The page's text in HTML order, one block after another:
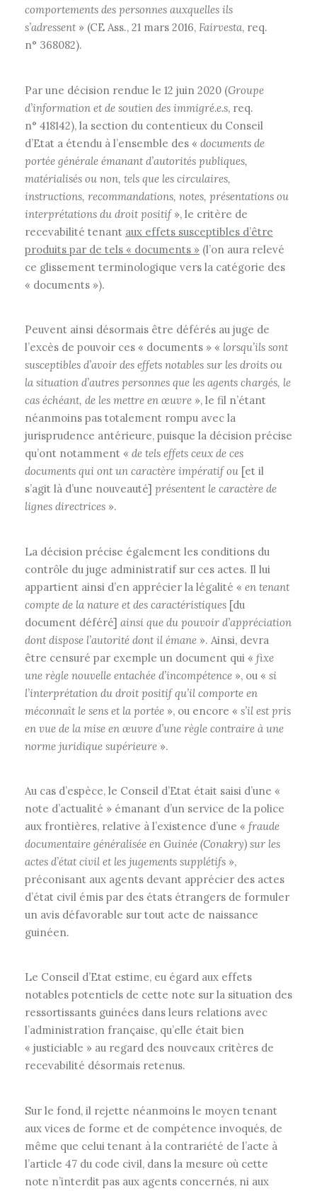
comportements des personnes auxquelles ils
s’adressent» (CE Ass., 21 mars 2016, Fairvesta, req.
n° 368082).
Par une décision rendue le 12 juin 2020 (Groupe
d’information et de soutien des immigré.e.s, req.
n° 418142), la section du contentieux du Conseil
d’Etat a étendu à l’ensemble des « documents de
portée générale émanant d’autorités publiques,
matérialisés ou non, tels que les circulaires,
instructions, recommandations, notes, présentations ou
interprétations du droit positif», le critère de
recevabilité tenant aux effets susceptibles d’être
produits par de tels « documents » (l’on aura relevé
ce glissement terminologique vers la catégorie des
« documents »).
Peuvent ainsi désormais être déférés au juge de
l’excès de pouvoir ces « documents » « lorsqu’ils sont
susceptibles d’avoir des effets notables sur les droits ou
la situation d’autres personnes que les agents chargés, le
cas échéant, de les mettre en œuvre », le fil n’étant
néanmoins pas totalement rompu avec la
jurisprudence antérieure, puisque la décision précise
qu’ont notamment « de tels effets ceux de ces
documents qui ont un caractère impératif ou [et il
s’agit là d’une nouveauté] présentent le caractère de
lignes directrices ».
La décision précise également les conditions du
contrôle du juge administratif sur ces actes. Il lui
appartient ainsi d’en apprécier la légalité « en tenant
compte de la nature et des caractéristiques [du
document déféré] ainsi que du pouvoir d’appréciation
dont dispose l’autorité dont il émane ». Ainsi, devra
être censuré par exemple un document qui « fixe
une règle nouvelle entachée d’incompétence », ou « si
l’interprétation du droit positif qu’il comporte en
méconnaît le sens et la portée », ou encore « s’il est pris
en vue de la mise en œuvre d’une règle contraire à une
norme juridique supérieure ».
Au cas d’espèce, le Conseil d’Etat était saisi d’une «
note d’actualité » émanant d’un service de la police
aux frontières, relative à l’existence d’une « fraude
documentaire généralisée en Guinée (Conakry) sur les
actes d’état civil et les jugements supplétifs »,
préconisant aux agents devant apprécier des actes
d’état civil émis par des états étrangers de formuler
un avis défavorable sur tout acte de naissance
guinéen.
Le Conseil d’Etat estime, eu égard aux effets
notables potentiels de cette note sur la situation des
ressortissants guinées dans leurs relations avec
l’administration française, qu’elle était bien
« justiciable » au regard des nouveaux critères de
recevabilité désormais retenus.
Sur le fond, il rejette néanmoins le moyen tenant
aux vices de forme et de compétence invoqués, de
même que celui tenant à la contrariété de l’acte à
l’article 47 du code civil, dans la mesure où cette
note n’interdit pas aux agents concernés, ni aux